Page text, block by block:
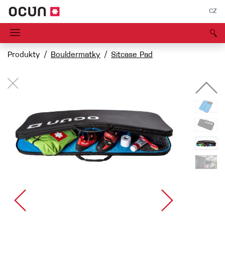
CZ
Produkty Bouldermatky Sitcase Pad